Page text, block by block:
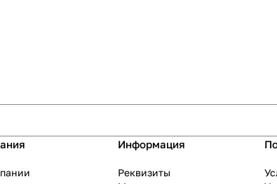
Информация
Реквизиты